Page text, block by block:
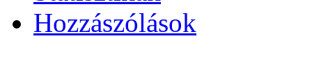
Hozzászólások